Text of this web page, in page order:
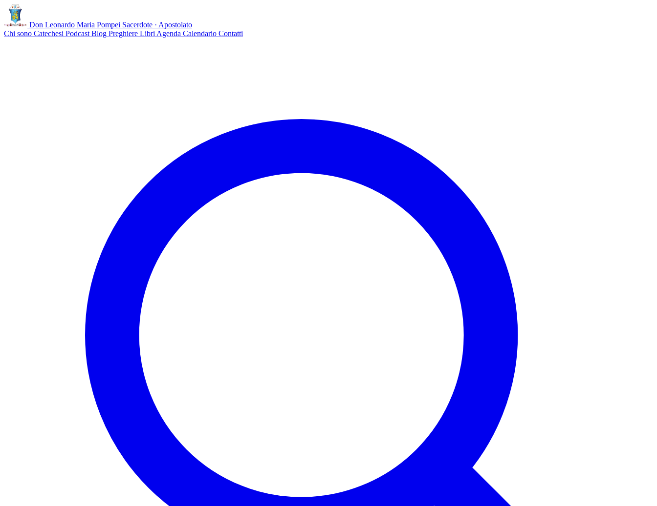
Don Leonardo Maria Pompei Sacerdote · Apostolato
Chi sono Catechesi Podcast Blog Preghiere Libri Agenda Calendario Contatti